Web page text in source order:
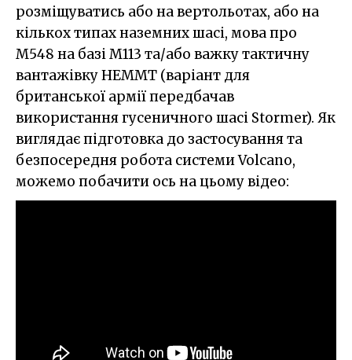
розміщуватись або на вертольотах, або на
кількох типах наземних шасі, мова про
М548 на базі M113 та/або важку тактичну
вантажівку HEMMT (варіант для
британської армії передбачав
використання гусеничного шасі Stormer). Як
виглядає підготовка до застосування та
безпосередня робота системи Volcano,
можемо побачити ось на цьому відео: